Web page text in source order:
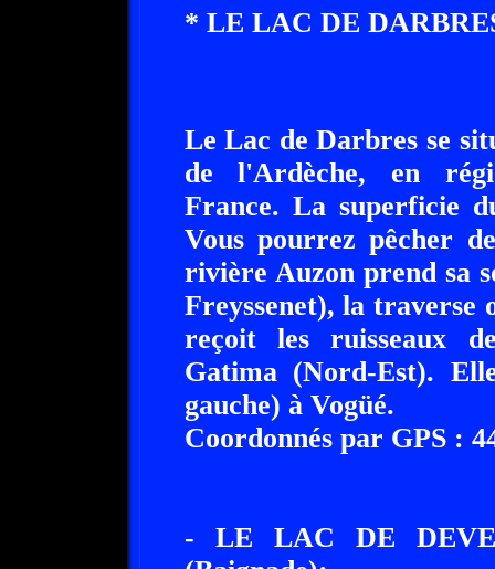
* LE LAC DE
Le Lac de Darbres se
de l'Ardèche, en
France. La superficie
Vous pourrez pêcher
rivière Auzon prend sa
Freyssenet), la traverse
reçoit les ruisseaux
Gatima (Nord-Est).
gauche) à Vogüé.
Coordonnés par GPS :
- LE LAC DE